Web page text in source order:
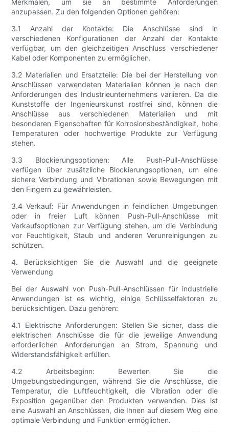
Merkmalen, um sie an bestimmte Anforderungen
anzupassen. Zu den folgenden Optionen gehören:
3.1 Anzahl der Kontakte: Die Anschlüsse sind in
verschiedenen Konfigurationen der Anzahl der Kontakte
verfügbar, um den gleichzeitigen Anschluss verschiedener
Kabel oder Komponenten zu ermöglichen.
3.2 Materialien und Ersatzteile: Die bei der Herstellung von
Anschlüssen verwendeten Materialien können je nach den
Anforderungen des Industrieunternehmens variieren. Da die
Kunststoffe der Ingenieurskunst rostfrei sind, können die
Anschlüsse aus verschiedenen Materialien und mit
besonderen Eigenschaften für Korrosionsbeständigkeit, hohe
Temperaturen oder hochwertige Produkte zur Verfügung
stehen.
3.3 Blockierungsoptionen: Alle Push-Pull-Anschlüsse
verfügen über zusätzliche Blockierungsoptionen, um eine
sichere Verbindung und Vibrationen sowie Bewegungen mit
den Fingern zu gewährleisten.
3.4 Verkauf: Für Anwendungen in feindlichen Umgebungen
oder in freier Luft können Push-Pull-Anschlüsse mit
Verkaufsoptionen zur Verfügung stehen, um die Verbindung
vor Feuchtigkeit, Staub und anderen Verunreinigungen zu
schützen.
4. Berücksichtigen Sie die Auswahl und die geeignete
Verwendung
Bei der Auswahl von Push-Pull-Anschlüssen für industrielle
Anwendungen ist es wichtig, einige Schlüsselfaktoren zu
berücksichtigen. Dazu gehören:
4.1 Elektrische Anforderungen: Stellen Sie sicher, dass die
elektrischen Anschlüsse die für die jeweilige Anwendung
erforderlichen Anforderungen an Strom, Spannung und
Widerstandsfähigkeit erfüllen.
4.2 Arbeitsbeginn: Bewerten Sie die
Umgebungsbedingungen, während Sie die Anschlüsse, die
Temperatur, die Luftfeuchtigkeit, die Vibration oder die
Exposition gegenüber den Produkten verwenden. Dies ist
eine Auswahl an Anschlüssen, die Ihnen auf diesem Weg eine
optimale Verbindung und Funktion ermöglichen.